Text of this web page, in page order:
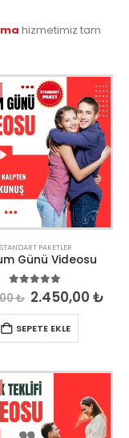
hizmetimiz tam
STANDART PAKETLER
Günü Videosu
5.00out of 5
₺ 2.450,00 ₺
SEPETE EKLE